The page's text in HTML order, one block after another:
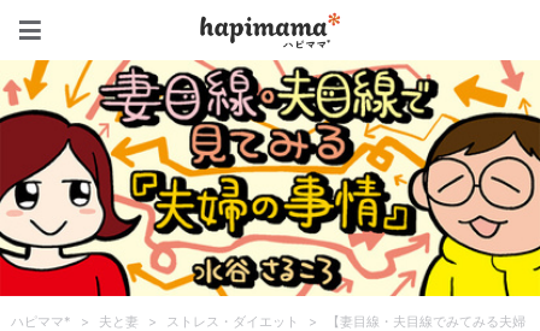
ハピママ* > 夫と妻 > ストレス・ダイエット >
【妻目線・夫目線でみてみる夫婦